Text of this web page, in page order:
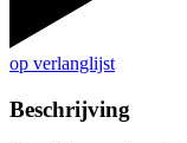
op verlanglijst
Beschrijving